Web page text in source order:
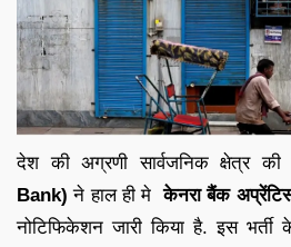
देश की अग्रणी सार्वजनिक क्षेत्र
Bank) ने हाल ही मेकेनरा बैंक
नोटिफिकेशन जारी किया है. इस